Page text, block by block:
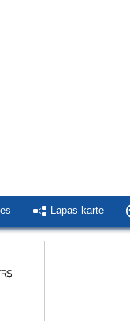
Lapas karte